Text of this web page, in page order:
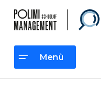
contenuto
Menù